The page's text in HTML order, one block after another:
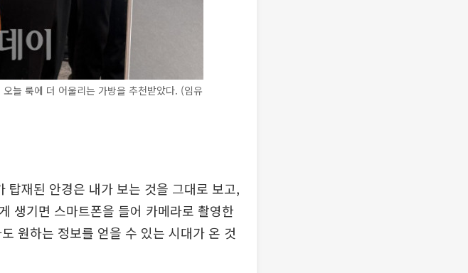
늘 룩에 더 어울리는 가방을 추천받았다. (임유
탑재된 안경은 내가 보는 것을 그대로 보고,
생기면 스마트폰을 들어 카메라로 촬영한
원하는 정보를 얻을 수 있는 시대가 온 것